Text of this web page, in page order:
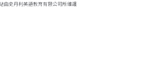
由史丹利英語教育有限公司所維護